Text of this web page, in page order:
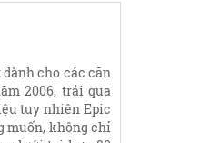
cho các căn
2006, trải qua
tuy nhiên Epic
muốn, không chỉ